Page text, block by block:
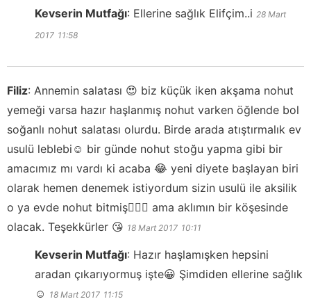
Kevserin Mutfağı: Ellerine sağlık Elifçim..i 28 Mart
2017 11:58
Filiz: Annemin salatası 😍 biz küçük iken akşama nohut
yemeği varsa hazır haşlanmış nohut varken öğlende bol
soğanlı nohut salatası olurdu. Birde arada atıştırmalık ev
usulü leblebi☺ bir günde nohut stoğu yapma gibi bir
amacımız mı vardı ki acaba 😂 yeni diyete başlayan biri
olarak hemen denemek istiyordum sizin usulü ile aksilik
o ya evde nohut bitmiş🤦🏻‍♀️ ama aklımın bir köşesinde
olacak. Teşekkürler 😘 18 Mart 2017 10:11
Kevserin Mutfağı: Hazır haşlamışken hepsini
aradan çıkarıyormuş işte😀 Şimdiden ellerine sağlık
☺️ 18 Mart 2017 11:15